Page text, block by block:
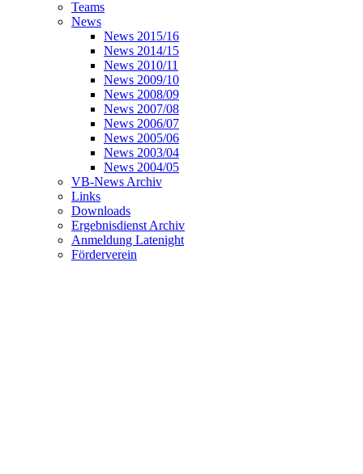
Teams
News
News 2015/16
News 2014/15
News 2010/11
News 2009/10
News 2008/09
News 2007/08
News 2006/07
News 2005/06
News 2003/04
News 2004/05
VB-News Archiv
Links
Downloads
Ergebnisdienst Archiv
Anmeldung Latenight
Förderverein